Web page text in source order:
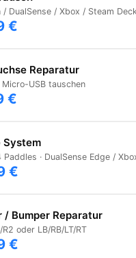
/ DualSense / Xbox / Steam Deck
€
Reparatur
Micro-USB tauschen
€
System
Paddles · DualSense Edge /
€
/ Bumper Reparatur
R2 oder LB/RB/LT/RT
€